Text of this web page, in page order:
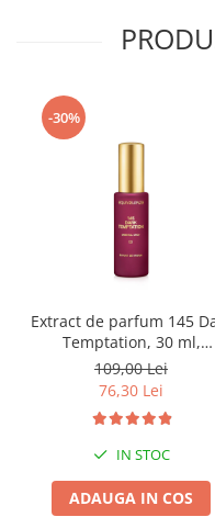
-30%
Extract de parfum 145
Temptation, 30 ml,
Equivalenza
109,00 Lei
76,30 Lei
IN STOC
ADAUGA IN COS